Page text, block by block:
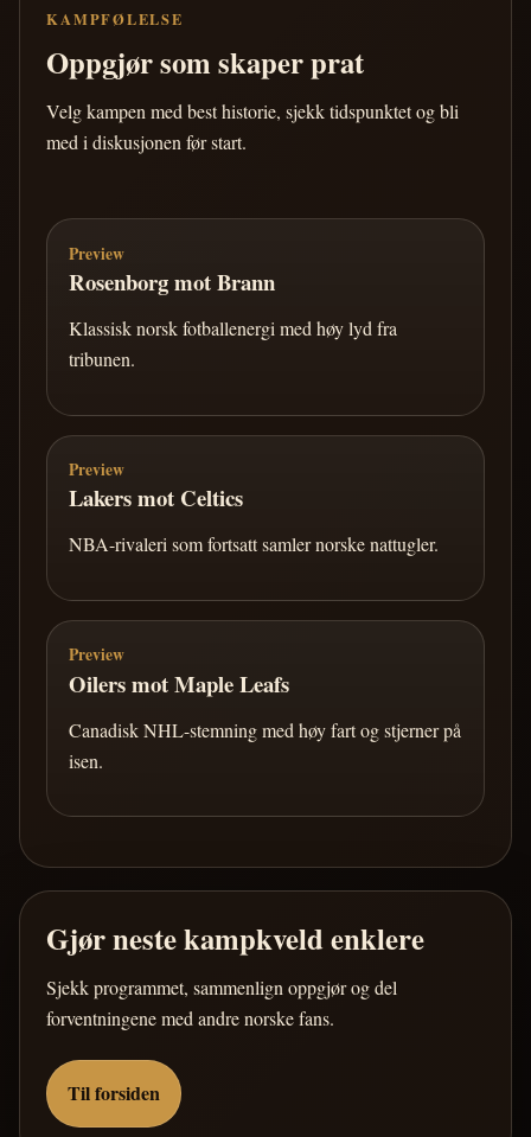
KAMPFØLELSE
Oppgjør som skaper prat
Velg kampen med best historie, sjekk tidspunktet og bli
med i diskusjonen før start.
Preview
Rosenborg mot Brann
Klassisk norsk fotballenergi med høy lyd fra
tribunen.
Preview
Lakers mot Celtics
NBA-rivaleri som fortsatt samler norske nattugler.
Preview
Oilers mot Maple Leafs
Canadisk NHL-stemning med høy fart og stjerner på
isen.
Gjør neste kampkveld enklere
Sjekk programmet, sammenlign oppgjør og del
forventningene med andre norske fans.
Til forsiden